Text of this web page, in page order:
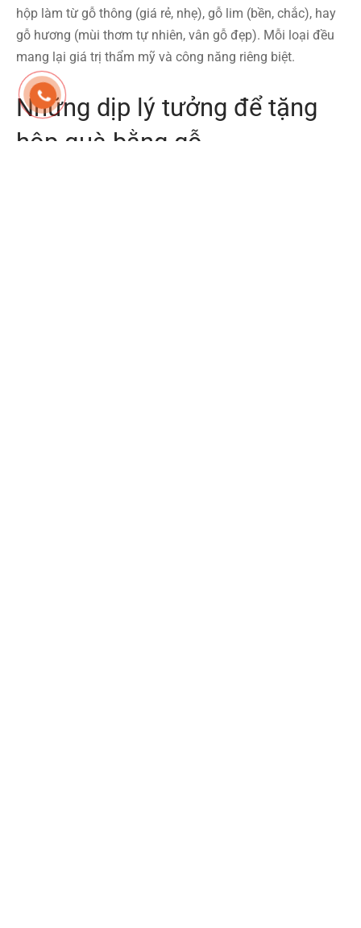
hộp làm từ gỗ thông (giá rẻ, nhẹ), gỗ lim (bền, chắc), hay
gỗ hương (mùi thơm tự nhiên, vân gỗ đẹp). Mỗi loại đều
mang lại giá trị thẩm mỹ và công năng riêng biệt.
Những dịp lý tưởng để tặng
hộp quà bằng gỗ